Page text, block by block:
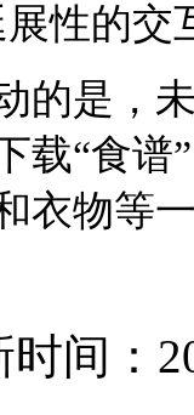
性的交
是，未
载“食
衣物等
时间：